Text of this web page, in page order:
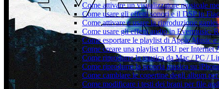
Come attivare un visualizzatore musicale
Come usare gli effetti sonori e il DSP in
Come attivare e usare la riproduzione
Come usare gli effetti audio in Evermusic:
Come esportare le playlist di Apple Music
Come creare una playlist M3U per
Come riprodurre la musica da Mac / PC /
Come riprodurre la propria musica su
Come cambiare le copertine degli album
Come modificare i testi dei brani per file